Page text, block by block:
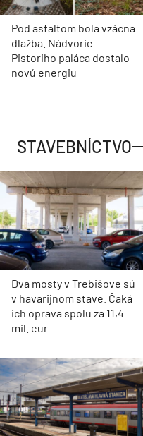
Pod asfaltom bola vzácna
dlažba. Nádvorie
Pistoriho paláca dostalo
novú energiu
STAVEBNÍCTVO
Dva mosty v Trebišove sú
v havarijnom stave. Čaká
ich oprava spolu za 11,4
mil. eur